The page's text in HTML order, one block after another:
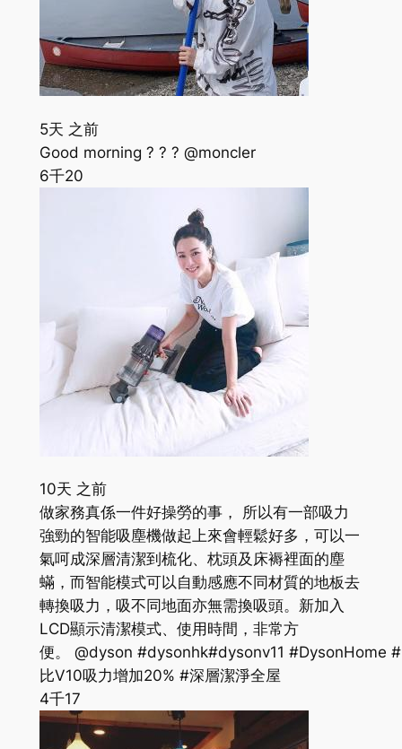
5天 之前
Good morning ? ? ? @moncler
6千20
10天 之前
做家務真係一件好操勞的事， 所以有一部吸力
強勁的智能吸塵機做起上來會輕鬆好多，可以一
氣呵成深層清潔到梳化、枕頭及床褥裡面的塵
蟎，而智能模式可以自動感應不同材質的地板去
轉換吸力，吸不同地面亦無需換吸頭。新加入
LCD顯示清潔模式、使用時間，非常方
便。 @dyson #dysonhk#dysonv11 #DysonHome #
比V10吸力增加20% #深層潔淨全屋
4千17